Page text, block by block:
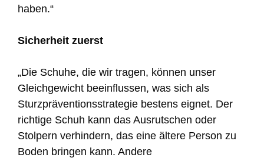
haben.“
Sicherheit zuerst
„Die Schuhe, die wir tragen, können unser
Gleichgewicht beeinflussen, was sich als
Sturzpräventionsstrategie bestens eignet. Der
richtige Schuh kann das Ausrutschen oder
Stolpern verhindern, das eine ältere Person zu
Boden bringen kann. Andere